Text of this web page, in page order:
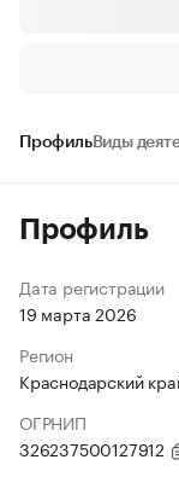
ПрофильВиды
Профиль
Дата регистрации
19 марта 2026
Регион
Краснодарский
ОГРНИП
326237500127912